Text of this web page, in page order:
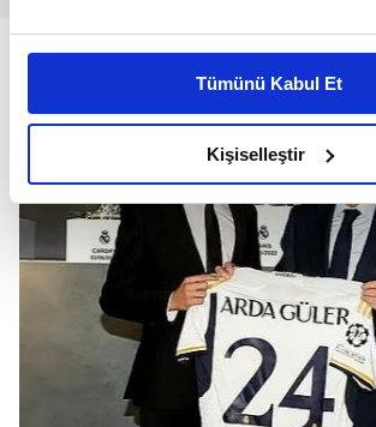
Bu çerezlere izin vermeniz halinde
daha iyi reklam deneyimi yaşatabiliriz.
amacımızın size daha iyi bir reklam
olduğunu ve sizlere en iyi içerikleri
elimizden gelen çabayı gösterdiğimizi ve
reklamların maliyetlerimizi karşılamak
kalemimiz olduğunu sizlere hatırlatmak
Her halükârda, kullanıcılar, bu çerezlere
takdirde, kullanıcılara hedefli reklamlar
gösterilmeyecektir."
Sizlere daha iyi bir hizmet sunabilmek için
Tümünü Kabul Et
Kişiselleştir